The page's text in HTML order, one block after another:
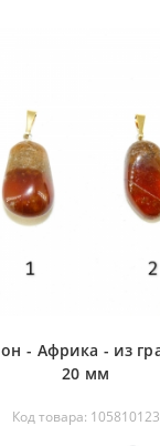
- Африка - из
20 мм
Код товара: 105810123